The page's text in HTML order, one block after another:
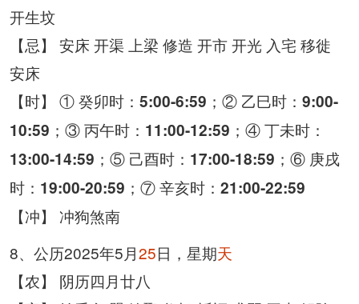
开生坟
【忌】 安床 开渠 上梁 修造 开市 开光 入宅 移徙
安床
【时】 ① 癸卯时： 5:00-6:59 ；② 乙巳时： 9:00-
10:59 ；③ 丙午时： 11:00-12:59 ；④ 丁未时：
13:00-14:59 ；⑤ 己酉时： 17:00-18:59 ；⑥ 庚戌
时： 19:00-20:59 ；⑦ 辛亥时： 21:00-22:59
【冲】 冲狗煞南
8、公历2025年5月25日，星期天
【农】 阴历四月廿八